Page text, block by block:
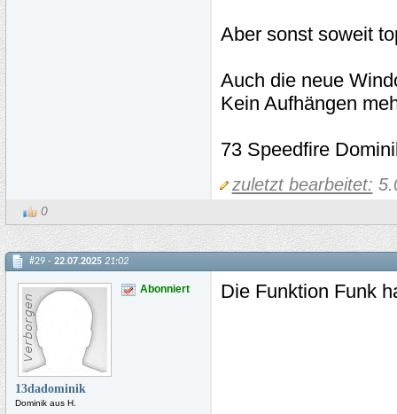
Aber sonst soweit
Auch die neue
Kein Aufhängen
73 Speedfire
zuletzt bearbeitet:
0
#29 - 22.07.2025 21:02
Abonniert
13dadominik
Dominik aus H.
Die Funktion Funk